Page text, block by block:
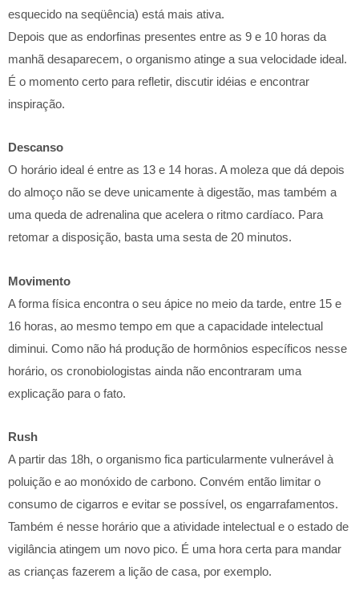
esquecido na seqüência) está mais ativa.
Depois que as endorfinas presentes entre as 9 e 10 horas da
manhã desaparecem, o organismo atinge a sua velocidade ideal.
É o momento certo para refletir, discutir idéias e encontrar
inspiração.
Descanso
O horário ideal é entre as 13 e 14 horas. A moleza que dá depois
do almoço não se deve unicamente à digestão, mas também a
uma queda de adrenalina que acelera o ritmo cardíaco. Para
retomar a disposição, basta uma sesta de 20 minutos.
Movimento
A forma física encontra o seu ápice no meio da tarde, entre 15 e
16 horas, ao mesmo tempo em que a capacidade intelectual
diminui. Como não há produção de hormônios específicos nesse
horário, os cronobiologistas ainda não encontraram uma
explicação para o fato.
Rush
A partir das 18h, o organismo fica particularmente vulnerável à
poluição e ao monóxido de carbono. Convém então limitar o
consumo de cigarros e evitar se possível, os engarrafamentos.
Também é nesse horário que a atividade intelectual e o estado de
vigilância atingem um novo pico. É uma hora certa para mandar
as crianças fazerem a lição de casa, por exemplo.